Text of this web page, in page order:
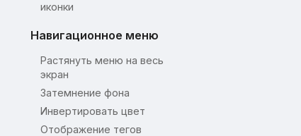
иконки
Навигационное меню
Растянуть меню на весь
экран
Затемнение фона
Инвертировать цвет
Отображение тегов